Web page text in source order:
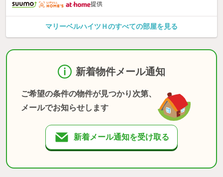
提供
マリーベルハイツＨのすべての部屋を見る
新着物件メール通知
ご希望の条件の物件が見つかり次第、
メールでお知らせします
新着メール通知を受け取る